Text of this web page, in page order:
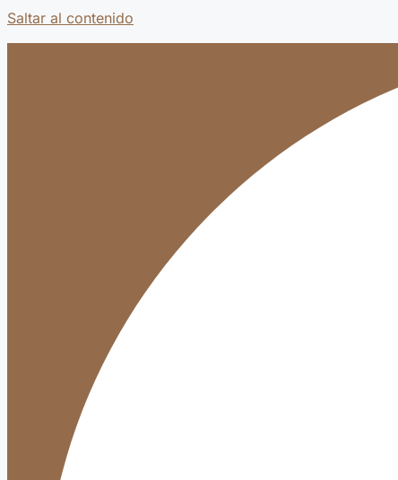
Saltar al contenido